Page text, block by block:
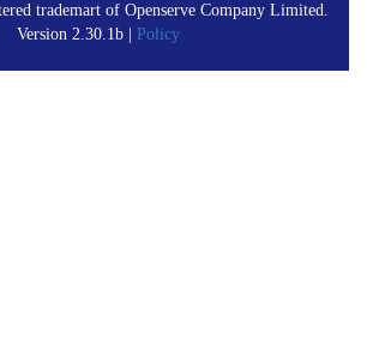
trademart of Openserve Company Limited.
Version 2.30.1b | Policy